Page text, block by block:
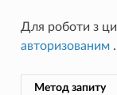
Для роботи з
авторизованим.
Метод запиту